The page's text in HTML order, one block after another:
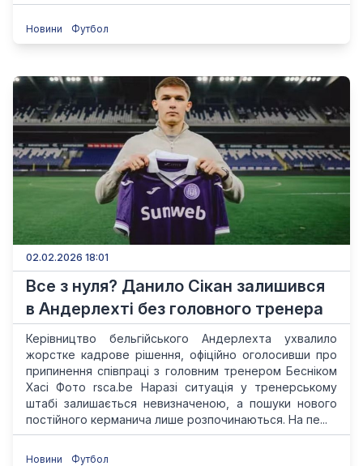
Новини Футбол
02.02.2026 18:01
Все з нуля? Данило Сікан залишився
в Андерлехті без головного тренера
Керівництво бельгійського Андерлехта ухвалило
жорстке кадрове рішення, офіційно оголосивши про
припинення співпраці з головним тренером Бесніком
Хасі Фото rsca.be Наразі ситуація у тренерському
штабі залишається невизначеною, а пошуки нового
постійного керманича лише розпочинаються. На пе...
Новини Футбол